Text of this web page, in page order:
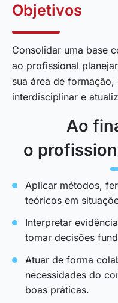
Objetivos
Consolidar uma base
ao profissional
sua área de
interdisciplinar e
Ao
o
Aplicar métodos,
teóricos em
Interpretar
tomar decisões
Atuar de forma
necessidades do
boas práticas.